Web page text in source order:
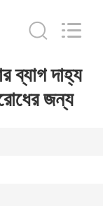
ব্যাগ দাহ্য
জন্য